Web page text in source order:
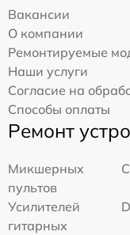
Вакансии
О компании
Ремонтируемые
Наши услуги
Согласие на
Способы оплаты
Ремонт
Микшерных
пультов
Усилителей
гитарных